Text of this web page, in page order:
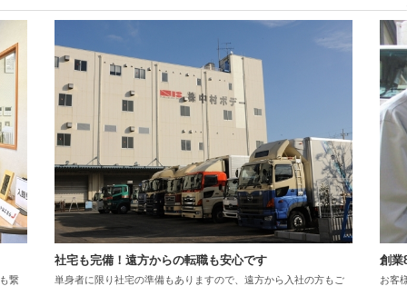
繋
社宅も完備！遠方からの転職も安心です
単身者に限り社宅の準備もありますので、遠方から入社の方もご
創業
お客